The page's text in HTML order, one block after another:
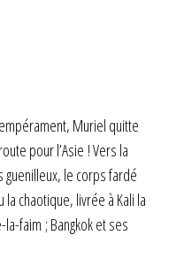
Muriel quitte
pour l’Asie ! Vers la
le corps fardé
chaotique, livrée à Kali la
faim ; Bangkok et ses